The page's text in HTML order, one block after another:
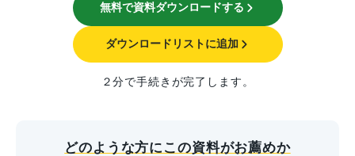
無料で資料ダウンロードする
ダウンロードリストに追加
２分で手続きが完了します。
どのような方にこの資料がお薦めか